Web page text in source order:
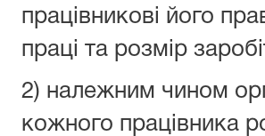
працівникові його
праці та розмір
2) належним чином
кожного працівника